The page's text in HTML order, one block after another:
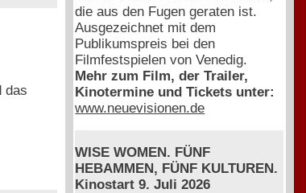
das
die aus den Fugen geraten ist.
Ausgezeichnet mit dem
Publikumspreis bei den
Filmfestspielen von Venedig.
Mehr zum Film, der Trailer,
Kinotermine und Tickets unter:
www.neuevisionen.de
WISE WOMEN. FÜNF
HEBAMMEN, FÜNF KULTUREN.
Kinostart 9. Juli 2026